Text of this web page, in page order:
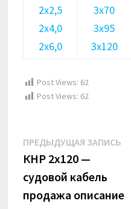
2х2,5
2х4,0
2х6,0
3х70
3х95
3х120
Post Views: 62
Post Views: 62
Навигация
по
записям
ПРЕДЫДУЩАЯ ЗАПИСЬ
КНР 2х120 —
судовой кабель
продажа описание